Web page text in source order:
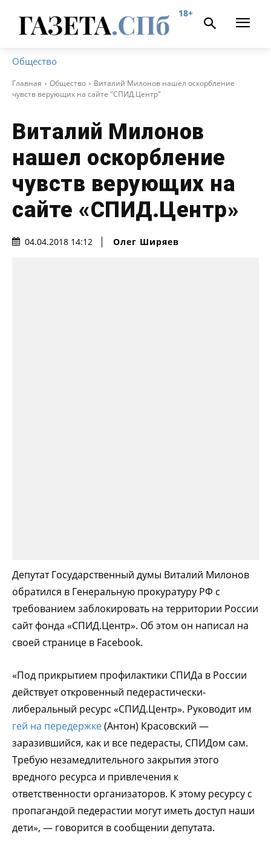
18+
Общество
Главная Общество
Виталий Милонов нашел оскорбление
чувств верующих на сайте "СПИД.Центр"
Виталий Милонов
нашел оскорбление
чувств верующих на
сайте «СПИД.Центр»
04.04.2018 14:12 Олег Ширяев
Депутат Государственный думы Виталий Милонов
обратился в Генеральную прокуратуру РФ с
требованием заблокировать на территории России
сайт фонда «СПИД.Центр». Об этом он написал на
своей странице в Facebook.
«Под прикрытием профилактики СПИДа в России
действует откровенный педерастически-
либеральный ресурс «СПИД.Центр». Руководит им
гей на передержке(Антон) Красовский —
заразившийся, как и все педерасты, СПИДом сам.
Требую незамедлительного закрытия этого
вредного ресурса и привлечения к
ответственности организаторов. К этому ресурсу с
пропагандой педерастии могут иметь доступ наши
дети», — говорится в сообщении депутата.